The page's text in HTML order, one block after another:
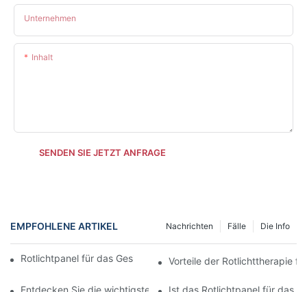
Unternehmen
Inhalt
SENDEN SIE JETZT ANFRAGE
EMPFOHLENE ARTIKEL Die Info
Fälle
Nachrichten
Rotlichtpanel für das Gesicht vs. Lichttherapiegeräte
Vorteile der Rotlichttherapie